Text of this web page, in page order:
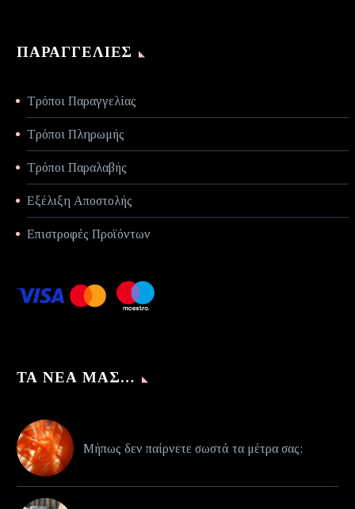
ΠΑΡΑΓΓΕΛΊΕΣ
Τρόποι Παραγγελίας
Τρόποι Πληρωμής
Τρόποι Παραλαβής
Εξέλιξη Αποστολής
Επιστροφές Προϊόντων
ΤΑ ΝΈΑ ΜΑΣ…
Μήπως δεν παίρνετε σωστά τα μέτρα σας;